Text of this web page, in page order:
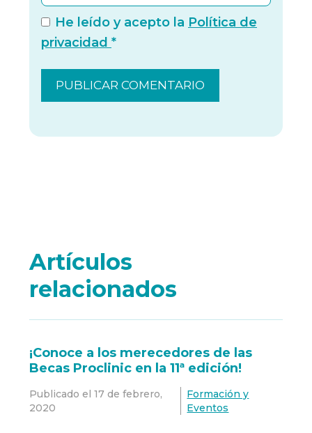
He leído y acepto la Política de
privacidad *
Artículos
relacionados
¡Conoce a los merecedores de las
Becas Proclinic en la 11ª edición!
Publicado el 17 de febrero,
2020
Formación y
Eventos